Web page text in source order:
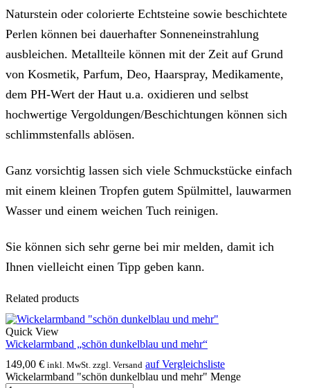
Naturstein oder colorierte Echtsteine sowie beschichtete
Perlen können bei dauerhafter Sonneneinstrahlung
ausbleichen. Metallteile können mit der Zeit auf Grund
von Kosmetik, Parfum, Deo, Haarspray, Medikamente,
dem PH-Wert der Haut u.a. oxidieren und selbst
hochwertige Vergoldungen/Beschichtungen können sich
schlimmstenfalls ablösen.
Ganz vorsichtig lassen sich viele Schmuckstücke einfach
mit einem kleinen Tropfen gutem Spülmittel, lauwarmen
Wasser und einem weichen Tuch reinigen.
Sie können sich sehr gerne bei mir melden, damit ich
Ihnen vielleicht einen Tipp geben kann.
Related products
Quick View
Wickelarmband „schön dunkelblau und mehr“
149,00 € inkl. MwSt. zzgl. Versand auf Vergleichsliste
Wickelarmband "schön dunkelblau und mehr" Menge